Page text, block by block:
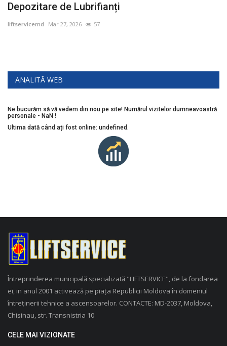
Depozitare de Lubrifianți
liftservicemd Mar 27, 2026 57
ANALITĂ WEB
Ne bucurăm să vă vedem din nou pe site! Numărul vizitelor dumneavoastră
personale - NaN !
Ultima dată când ați fost online: undefined.
Întreprinderea municipală specializată "LIFTSERVICE", de la fondarea
ei, in anul 2001 activează pe piața Republicii Moldova în domeniul
întreținerii tehnice a ascensoarelor. CONTACTE: MD-2037, Moldova,
Chisinau, str. Transnistria 10
CELE MAI VIZIONATE